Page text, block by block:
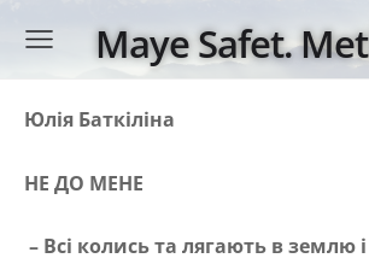
Maye Safet.
Юлія Баткіліна
НЕ ДО МЕНЕ
– Всі колись та лягають в землю